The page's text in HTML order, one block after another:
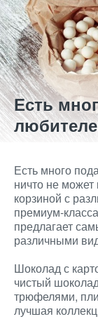
Есть
Есть много
ничто не
корзиной с
премиум-
предлагает
различными
Шоколад с
чистый
трюфелями,
лучшая